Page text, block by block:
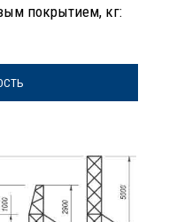
покрытием, кг: